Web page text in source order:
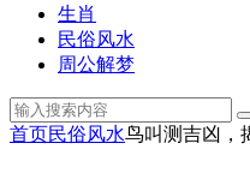
生肖
民俗风水
周公解梦
首页民俗风水鸟叫测吉凶，